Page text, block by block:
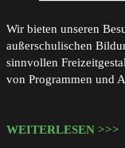
Wir bieten unseren
außerschulischen
sinnvollen
von Programmen und
WEITERLESEN >>>